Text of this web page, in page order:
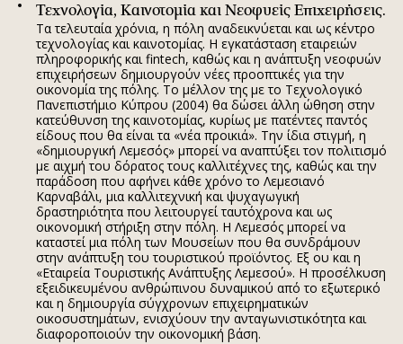
Τεχνολογία, Καινοτομία και Νεοφυείς Επιχειρήσεις.
Τα τελευταία χρόνια, η πόλη αναδεικνύεται και ως κέντρο
τεχνολογίας και καινοτομίας. Η εγκατάσταση εταιρειών
πληροφορικής και fintech, καθώς και η ανάπτυξη νεοφυών
επιχειρήσεων δημιουργούν νέες προοπτικές για την
οικονομία της πόλης. Το μέλλον της με το Τεχνολογικό
Πανεπιστήμιο Κύπρου (2004) θα δώσει άλλη ώθηση στην
κατεύθυνση της καινοτομίας, κυρίως με πατέντες παντός
είδους που θα είναι τα «νέα προικιά». Την ίδια στιγμή, η
«δημιουργική Λεμεσός» μπορεί να αναπτύξει τον πολιτισμό
με αιχμή του δόρατος τους καλλιτέχνες της, καθώς και την
παράδοση που αφήνει κάθε χρόνο το Λεμεσιανό
Καρναβάλι, μια καλλιτεχνική και ψυχαγωγική
δραστηριότητα που λειτουργεί ταυτόχρονα και ως
οικονομική στήριξη στην πόλη. Η Λεμεσός μπορεί να
καταστεί μια πόλη των Μουσείων που θα συνδράμουν
στην ανάπτυξη του τουριστικού προϊόντος. Εξ ου και η
«Εταιρεία Τουριστικής Ανάπτυξης Λεμεσού». Η προσέλκυση
εξειδικευμένου ανθρώπινου δυναμικού από το εξωτερικό
και η δημιουργία σύγχρονων επιχειρηματικών
οικοσυστημάτων, ενισχύουν την ανταγωνιστικότητα και
διαφοροποιούν την οικονομική βάση.